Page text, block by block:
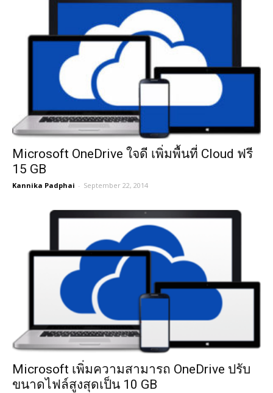
Microsoft OneDrive ใจดี เพิ่มพื้นที่ Cloud ฟรี
15 GB
Kannika Padphai - September 22, 2014
Microsoft เพิ่มความสามารถ OneDrive ปรับ
ขนาดไฟล์สูงสุดเป็น 10 GB